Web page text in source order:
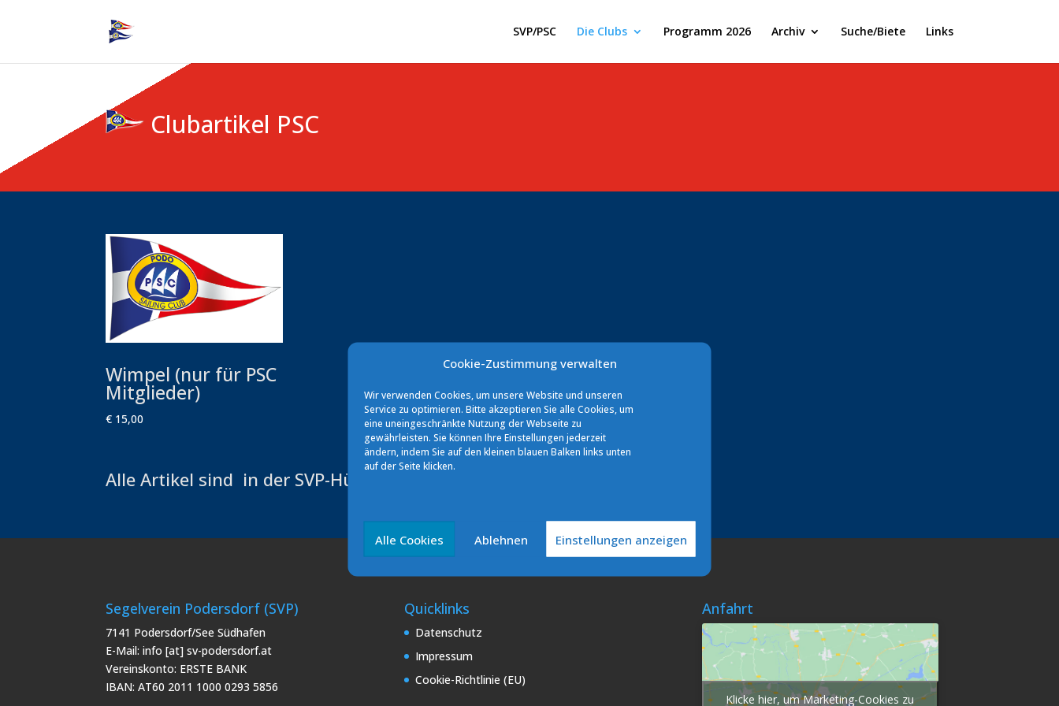
Cookie-Zustimmung verwalten
Wir verwenden Cookies, um unsere Website und unseren
Service zu optimieren. Bitte akzeptieren Sie alle Cookies, um
eine uneingeschränkte Nutzung der Webseite zu
gewährleisten. Sie können Ihre Einstellungen jederzeit
ändern, indem Sie auf den kleinen blauen Balken links unten
auf der Seite klicken.
Alle Cookies Ablehnen Einstellungen anzeigen
SVP/PSC Die Clubs Programm 2026 Archiv Suche/Biete Links
Clubartikel PSC
Wimpel (nur für PSC
Mitglieder)
€ 15,00
Alle Artikel sind in der SVP-Hütte erhältlich.
Segelverein Podersdorf (SVP)
7141 Podersdorf/See Südhafen
E-Mail: info [at] sv-podersdorf.at
Vereinskonto: ERSTE BANK
IBAN: AT60 2011 1000 0293 5856
Quicklinks
Datenschutz
Impressum
Cookie-Richtlinie (EU)
Anfahrt
Klicke hier, um Marketing-Cookies zu